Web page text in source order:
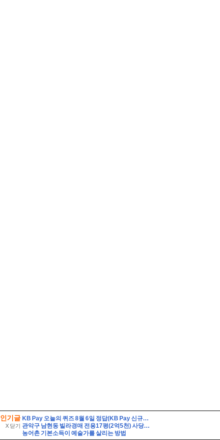
인기글
X 닫기
KB Pay 오늘의 퀴즈 8월 6일 정답(KB Pay 신규서비스 '깨비로또' 2회차의 1등 당첨금은 얼마일까요?)
관악구 남현동 빌라경매 전용17평(2억5천) 사당초등학교인근 1층 구축 다세대빌라 유찰1회 관악구남현동빌라 법원경매 매매
농어촌 기본소득이 예술가를 살리는 방법